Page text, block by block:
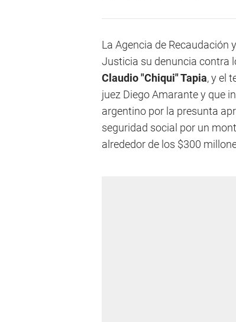
La Agencia de Recaudación
Justicia su denuncia contra
Claudio "Chiqui" Tapia, y el
juez Diego Amarante y que
argentino por la presunta
seguridad social por un
alrededor de los $300